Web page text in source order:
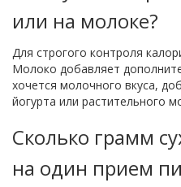
или на молоке?
Для строгого контроля
Молоко добавляет
хочется молочного вкуса,
йогурта или растительного
Сколько грамм
на один прием